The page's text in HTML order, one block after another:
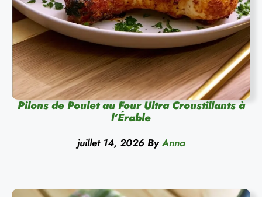
Pilons de Poulet au Four Ultra Croustillants à
l’Érable
juillet 14, 2026 By Anna